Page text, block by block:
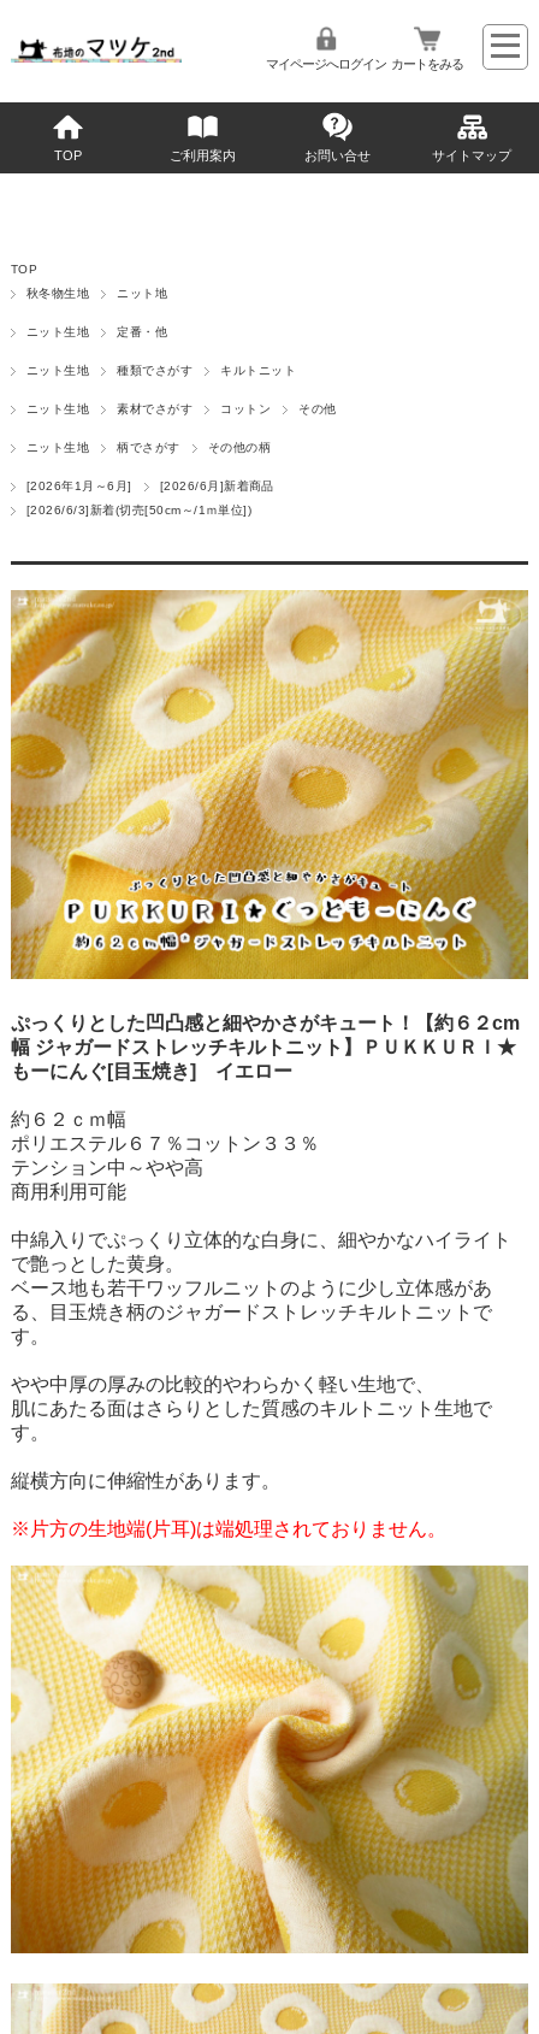
マイページへログイン カートをみる
TOP ご利用案内 お問い合せ サイトマップ
TOP
秋冬物生地
ニット地
ニット生地 定番・他
ニット生地 種類でさがす キルトニット
ニット生地 素材でさがす コットン その他
ニット生地 柄でさがす その他の柄
[2026年1月～6月]
[2026/6月]新着商品
[2026/6/3]新着(切売[50cm～/1ｍ単位])
ぷっくりとした凹凸感と細やかさがキュート！【約６２cm
幅 ジャガードストレッチキルトニット】ＰＵＫＫＵＲＩ★
もーにんぐ[目玉焼き] イエロー
約６２ｃｍ幅
ポリエステル６７％コットン３３％
テンション中～やや高
商用利用可能
中綿入りでぷっくり立体的な白身に、細やかなハイライト
で艶っとした黄身。
ベース地も若干ワッフルニットのように少し立体感があ
る、目玉焼き柄のジャガードストレッチキルトニットで
す。
やや中厚の厚みの比較的やわらかく軽い生地で、
肌にあたる面はさらりとした質感のキルトニット生地で
す。
縦横方向に伸縮性があります。
※片方の生地端(片耳)は端処理されておりません。